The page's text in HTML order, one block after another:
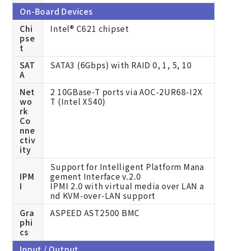
On-Board Devices
Chi
pse
t
Intel® C621 chipset
SAT
A
SATA3 (6Gbps) with RAID 0, 1, 5, 10
Net
wo
rk
Co
nne
ctiv
ity
2 10GBase-T ports via AOC-2UR68-I2X
T (Intel X540)
IPM
I
Support for Intelligent Platform Mana
gement Interface v.2.0
IPMI 2.0 with virtual media over LAN a
nd KVM-over-LAN support
Gra
phi
cs
ASPEED AST2500 BMC